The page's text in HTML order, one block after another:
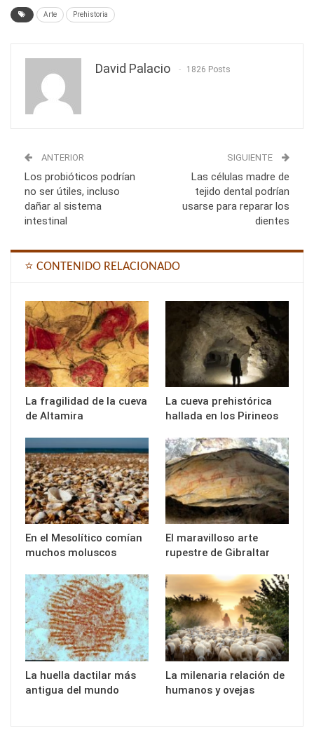
Arte Prehistoria
David Palacio 1826 Posts
ANTERIOR
Los probióticos podrían
no ser útiles, incluso
dañar al sistema
intestinal
SIGUIENTE
Las células madre de
tejido dental podrían
usarse para reparar los
dientes
⭐ CONTENIDO RELACIONADO
La fragilidad de la cueva
de Altamira
La cueva prehistórica
hallada en los Pirineos
En el Mesolítico comían
muchos moluscos
El maravilloso arte
rupestre de Gibraltar
La huella dactilar más
antigua del mundo
La milenaria relación de
humanos y ovejas